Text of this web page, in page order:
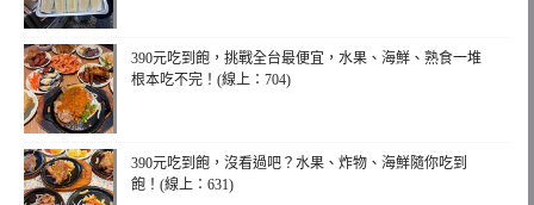
390元吃到飽，挑戰全台最便宜，水果、海鮮、熟食一堆
根本吃不完！(線上：704)
390元吃到飽，沒看過吧？水果、炸物、海鮮隨你吃到
飽！(線上：631)